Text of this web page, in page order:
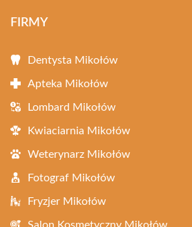
FIRMY
Dentysta Mikołów
Apteka Mikołów
Lombard Mikołów
Kwiaciarnia Mikołów
Weterynarz Mikołów
Fotograf Mikołów
Fryzjer Mikołów